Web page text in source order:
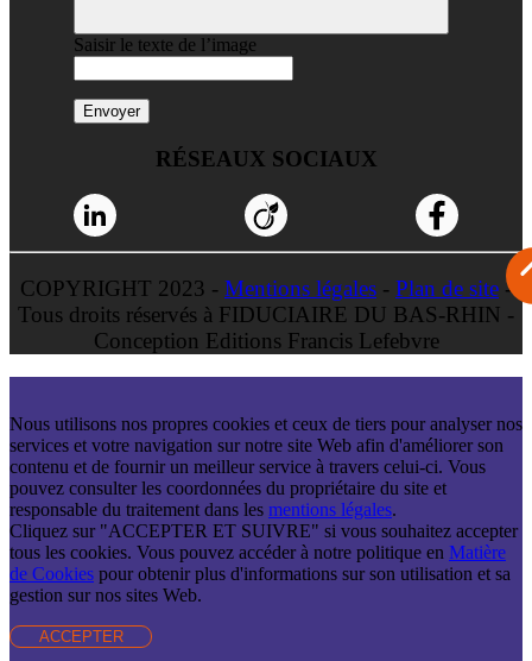
Saisir le texte de l’image
Envoyer
RÉSEAUX SOCIAUX
COPYRIGHT 2023 - Mentions légales - Plan de site -
Tous droits réservés à FIDUCIAIRE DU BAS-RHIN -
Conception Editions Francis Lefebvre
Nous utilisons nos propres cookies et ceux de tiers pour analyser nos
services et votre navigation sur notre site Web afin d'améliorer son
contenu et de fournir un meilleur service à travers celui-ci. Vous
pouvez consulter les coordonnées du propriétaire du site et
responsable du traitement dans les mentions légales.
Cliquez sur "ACCEPTER ET SUIVRE" si vous souhaitez accepter
tous les cookies. Vous pouvez accéder à notre politique en Matière
de Cookies pour obtenir plus d'informations sur son utilisation et sa
gestion sur nos sites Web.
ACCEPTER